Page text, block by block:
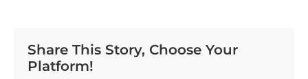
Share This Story, Choose Your
Platform!